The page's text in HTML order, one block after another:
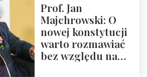
Prof. Jan
Majchrowski: O
nowej konstytucji
warto rozmawiać
bez względu na